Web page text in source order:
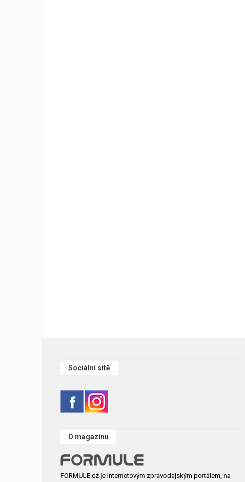
Sociální sítě
O magazínu
FORMULE.cz je internetovým zpravodajským portálem, na